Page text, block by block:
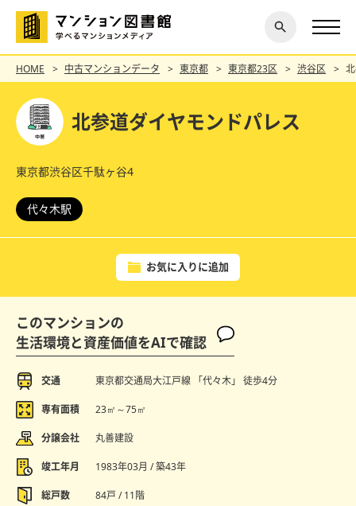
探す
閉じ
る
HOME 中古マンションデータ 東京都 東京都23区 渋谷区
北参道ダイヤモンドパレス
東京都渋谷区千駄ヶ谷4
代々木駅
お気に入りに追加
このマンションの
生活環境と資産価値をAIで確認
交通 東京都交通局大江戸線 「代々木」 徒歩4分
専有面積 23㎡～75㎡
分譲会社 丸善建設
竣工年月 1983年03月 / 築43年
総戸数 84戸 / 11階